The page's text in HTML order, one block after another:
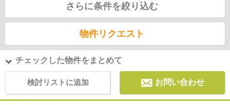
さらに条件を絞り込む
物件リクエスト
チェックした物件をまとめて
検討リストに追加 お問い合わせ